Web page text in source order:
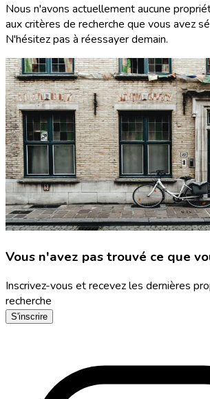
Nous n'avons actuellement aucune
aux critères de recherche que vous avez
N'hésitez pas à réessayer demain.
Vous n'avez pas trouvé ce que
Inscrivez-vous et recevez les dernières
recherche
S'inscrire